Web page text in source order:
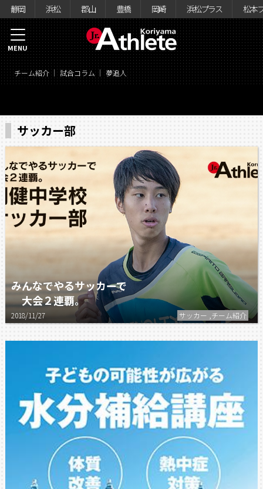
静岡 浜松 郡山 豊橋 岡崎 浜松プラス 松本
チーム紹介 試合コラム 夢追人
MENU
サッカー部
みんなでやるサッカーで
大会２連覇。
2018/11/27 サッカー ,チーム紹介